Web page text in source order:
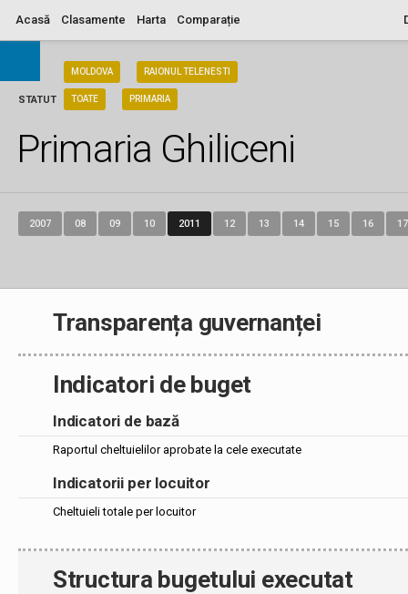
Acasă Clasamente Harta Comparație
STATUT
MOLDOVA RAIONUL TELENESTI
TOATE PRIMARIA
Primaria Ghiliceni
2007 08 09 10 2011 12 13 14 15 16 17
Transparența guvernanței
Indicatori de buget
Indicatori de bază
Raportul cheltuielilor aprobate la cele executate
Indicatorii per locuitor
Cheltuieli totale per locuitor
Structura bugetului executat